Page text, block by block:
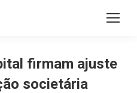
firmam ajuste
societária